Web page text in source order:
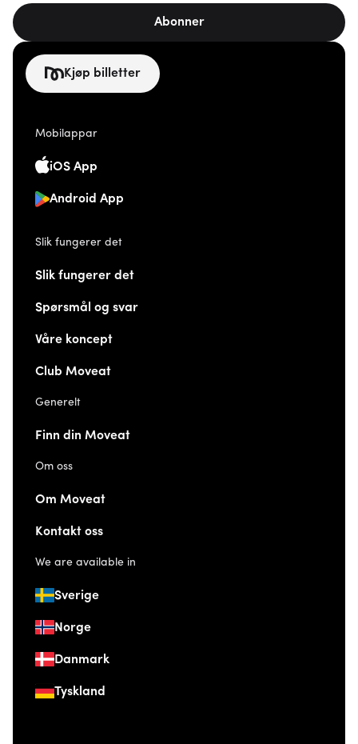
Abonner
Kjøp billetter
Mobilappar
iOS App
Android App
Slik fungerer det
Slik fungerer det
Spørsmål og svar
Våre koncept
Club Moveat
Generelt
Finn din Moveat
Om oss
Om Moveat
Kontakt oss
We are available in
Sverige
Norge
Danmark
Tyskland